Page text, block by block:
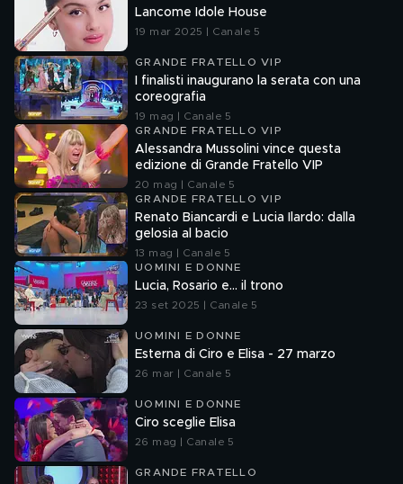
Lancome Idole House
19 mar 2025 | Canale 5
GRANDE FRATELLO VIP
I finalisti inaugurano la serata con una
coreografia
19 mag | Canale 5
GRANDE FRATELLO VIP
Alessandra Mussolini vince questa
edizione di Grande Fratello VIP
20 mag | Canale 5
GRANDE FRATELLO VIP
Renato Biancardi e Lucia Ilardo: dalla
gelosia al bacio
13 mag | Canale 5
UOMINI E DONNE
Lucia, Rosario e... il trono
23 set 2025 | Canale 5
UOMINI E DONNE
Esterna di Ciro e Elisa - 27 marzo
26 mar | Canale 5
UOMINI E DONNE
Ciro sceglie Elisa
26 mag | Canale 5
GRANDE FRATELLO